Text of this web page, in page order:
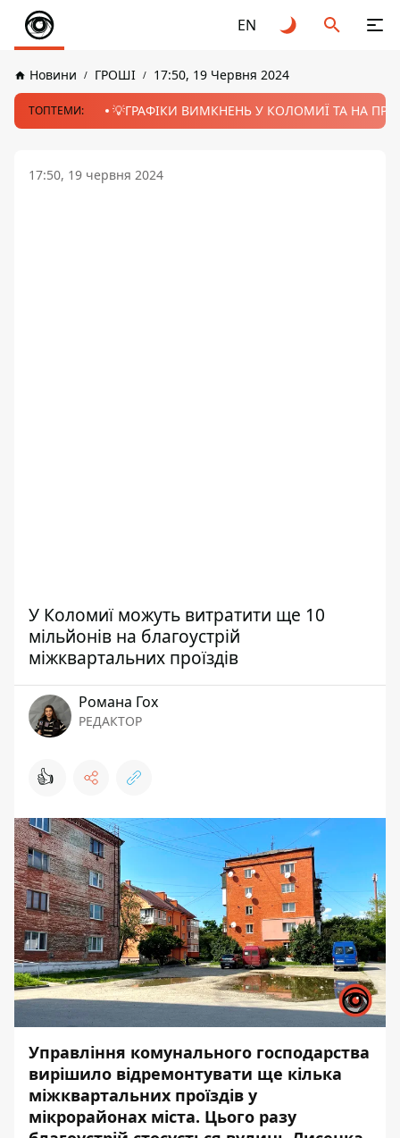
EN
Новини ГРОШІ 17:50, 19 Червня 2024
ТОПТЕМИ: 💡ГРАФІКИ ВИМКНЕНЬ У КОЛОМИЇ ТА НА
17:50, 19 червня 2024
У Коломиї можуть витратити ще 10
мільйонів на благоустрій
міжквартальних проїздів
Романа Гох
РЕДАКТОР
👍
Управління комунального господарства
вирішило відремонтувати ще кілька
міжквартальних проїздів у
мікрорайонах міста. Цього разу